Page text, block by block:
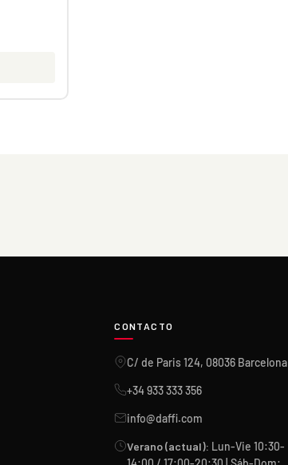
CONTACTO
C/ de Paris 124, 08036 Barcelona
+34 933 333 356
info@daffi.com
Verano (actual): Lun-Vie 10:30-